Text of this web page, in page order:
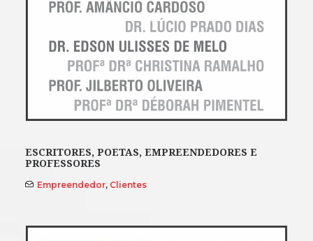
ESCRITORES, POETAS, EMPREENDEDORES E
PROFESSORES
Empreendedor, Clientes